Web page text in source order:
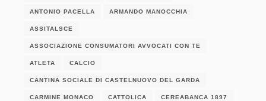
ANTONIO PACELLA ARMANDO MANOCCHIA
ASSITALSCE
ASSOCIAZIONE CONSUMATORI AVVOCATI CON TE
ATLETA CALCIO
CANTINA SOCIALE DI CASTELNUOVO DEL GARDA
CARMINE MONACO CATTOLICA CEREABANCA 1897